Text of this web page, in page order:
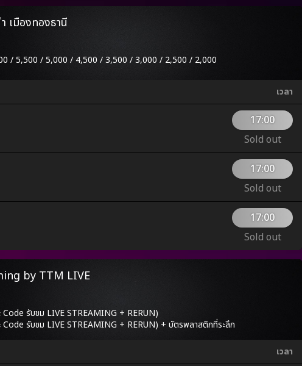
เมืองทองธานี
/ 5,500 / 5,000 / 4,500 / 3,500 / 3,000 / 2,500 / 2,000
เวลา
17:00
Sold out
17:00
Sold out
17:00
Sold out
by TTM LIVE
รับชม LIVE STREAMING + RERUN)
รับชม LIVE STREAMING + RERUN) + บัตรพลาสติกที่ระลึก
เวลา